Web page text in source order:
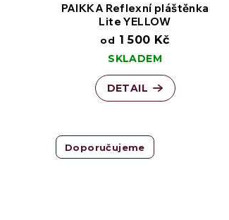
PAIKKA Reflexní pláštěnka
Lite YELLOW
od 1 500 Kč
SKLADEM
DETAIL
Doporučujeme